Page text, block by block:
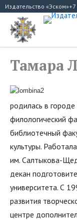
Перейти
содержимому
Издательство «Эском»
Тамара
родилась в
филологический
библиотечный
культуры.
им. Салтыкова-
декан
университета. С
развития
центре